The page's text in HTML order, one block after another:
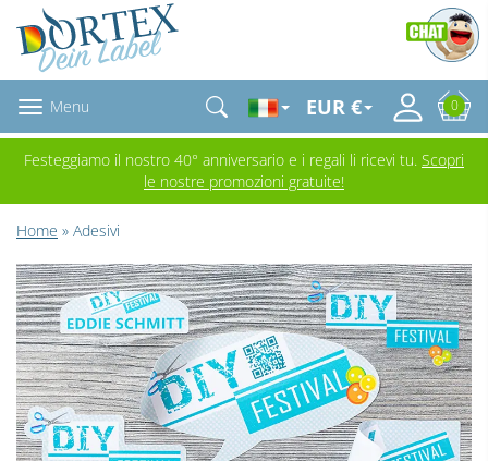
Menu EUR € 0
Festeggiamo il nostro 40° anniversario e i regali li ricevi tu. Scopri
le nostre promozioni gratuite!
Home » Adesivi